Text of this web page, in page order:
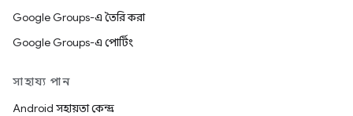
Google Groups-এ তৈরি করা
Google Groups-এ পোর্টিং
সাহায্য পান
Android সহায়তা কেন্দ্র